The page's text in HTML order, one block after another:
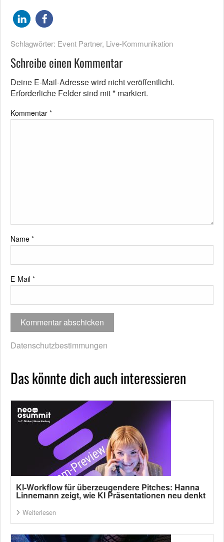
Schlagwörter: Event Partner, Live-Kommunikation
Schreibe einen Kommentar
Deine E-Mail-Adresse wird nicht veröffentlicht.
Erforderliche Felder sind mit* markiert.
Kommentar *
Name *
E-Mail *
Datenschutzbestimmungen
Das könnte dich auch interessieren
KI-Workflow für überzeugendere Pitches: Hanna
Linnemann zeigt, wie KI Präsentationen neu denkt
Weiterlesen